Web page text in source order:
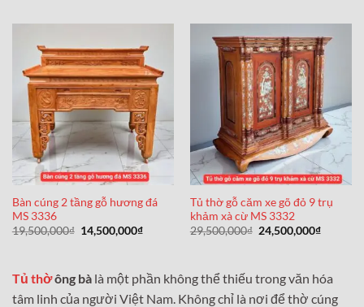
21,500,000₫.
Bàn cúng 2 tầng gỗ hương đá
MS 3336
19,500,000₫ Giá
gốc
14,500,000₫Giá
14,500,000₫.
Tủ thờ gỗ căm xe gõ đỏ 9 trụ
khảm xà cừ MS 3332
29,500,000₫ Giá
gốc
24,500,000₫Giá
Tủ thờông bà là một phần không thể thiếu trong văn hóa
tâm linh của người Việt Nam. Không chỉ là nơi để thờ cúng